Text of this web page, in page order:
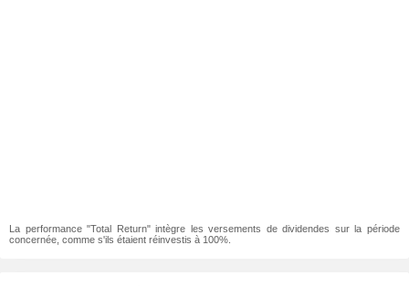
La performance "Total Return" intègre les versements de dividendes sur la période
concernée, comme s'ils étaient réinvestis à 100%.